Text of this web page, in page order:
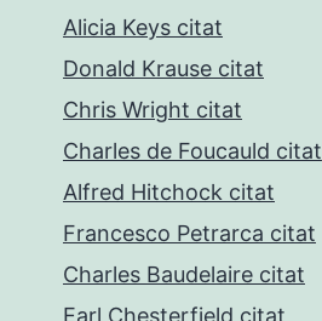
Alicia Keys citat
Donald Krause citat
Chris Wright citat
Charles de Foucauld citat
Alfred Hitchock citat
Francesco Petrarca citat
Charles Baudelaire citat
Earl Chesterfield citat